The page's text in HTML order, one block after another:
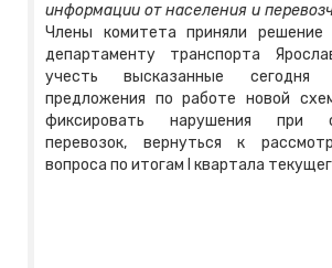
информации от населения и
Члены комитета приняли решение
департаменту транспорта
учесть высказанные сегодня
предложения по работе новой
фиксировать нарушения при
перевозок, вернуться к
вопроса по итогам I квартала